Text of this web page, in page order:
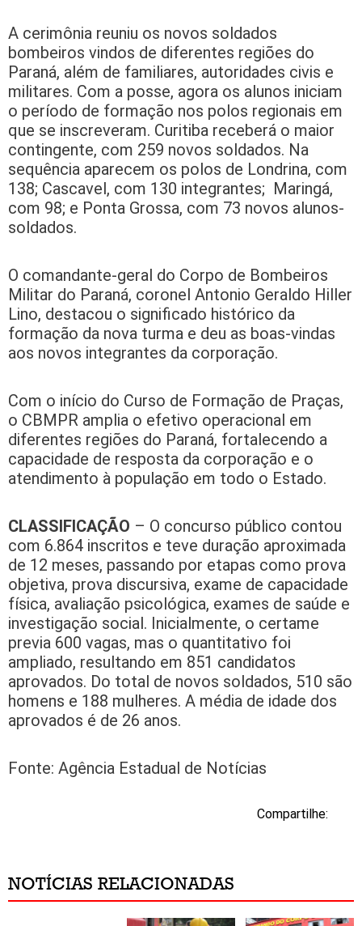
A cerimônia reuniu os novos soldados
bombeiros vindos de diferentes regiões do
Paraná, além de familiares, autoridades civis e
militares. Com a posse, agora os alunos iniciam
o período de formação nos polos regionais em
que se inscreveram. Curitiba receberá o maior
contingente, com 259 novos soldados. Na
sequência aparecem os polos de Londrina, com
138; Cascavel, com 130 integrantes; Maringá,
com 98; e Ponta Grossa, com 73 novos alunos-
soldados.
O comandante-geral do Corpo de Bombeiros
Militar do Paraná, coronel Antonio Geraldo Hiller
Lino, destacou o significado histórico da
formação da nova turma e deu as boas-vindas
aos novos integrantes da corporação.
Com o início do Curso de Formação de Praças,
o CBMPR amplia o efetivo operacional em
diferentes regiões do Paraná, fortalecendo a
capacidade de resposta da corporação e o
atendimento à população em todo o Estado.
CLASSIFICAÇÃO – O concurso público contou
com 6.864 inscritos e teve duração aproximada
de 12 meses, passando por etapas como prova
objetiva, prova discursiva, exame de capacidade
física, avaliação psicológica, exames de saúde e
investigação social. Inicialmente, o certame
previa 600 vagas, mas o quantitativo foi
ampliado, resultando em 851 candidatos
aprovados. Do total de novos soldados, 510 são
homens e 188 mulheres. A média de idade dos
aprovados é de 26 anos.
Fonte: Agência Estadual de Notícias
Compartilhe:
NOTÍCIAS RELACIONADAS